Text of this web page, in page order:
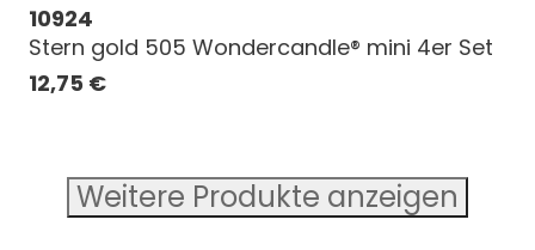
10924
Stern gold 505 Wondercandle® mini 4er Set
12,75 €
Weitere Produkte anzeigen